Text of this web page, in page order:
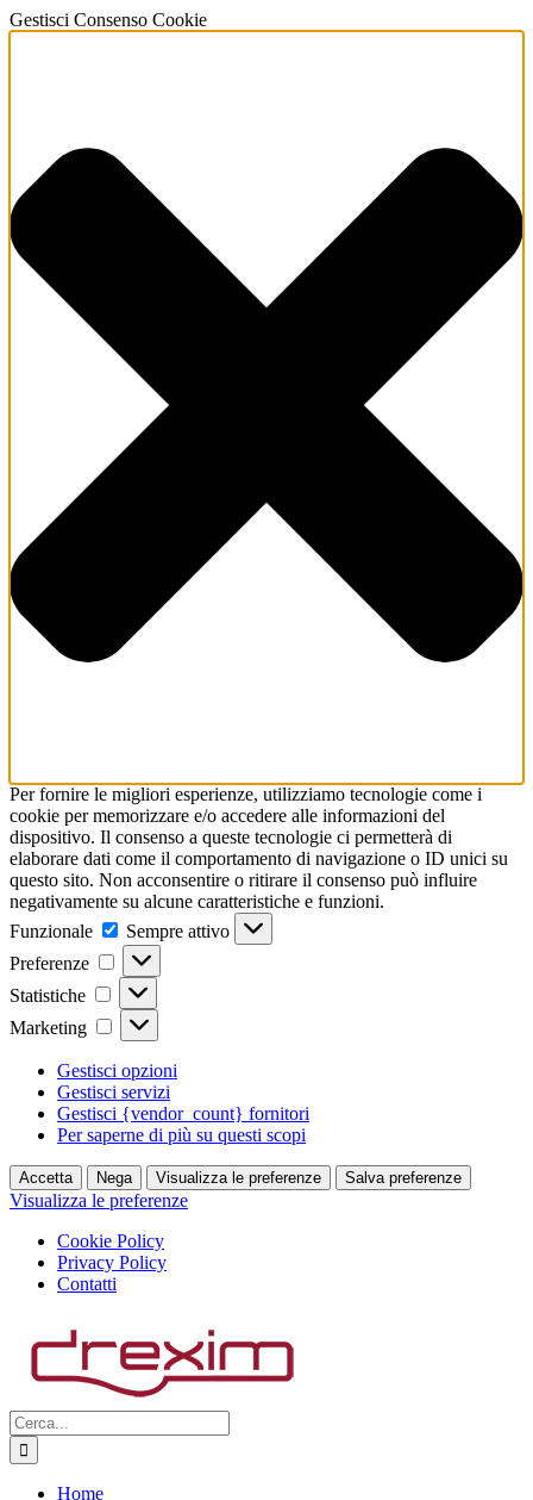
Gestisci Consenso Cookie
Per fornire le migliori esperienze, utilizziamo tecnologie come i
cookie per memorizzare e/o accedere alle informazioni del
dispositivo. Il consenso a queste tecnologie ci permetterà di
elaborare dati come il comportamento di navigazione o ID unici su
questo sito. Non acconsentire o ritirare il consenso può influire
negativamente su alcune caratteristiche e funzioni.
Funzionale
Funzionale
Sempre attivo
Preferenze
Preferenze
Statistiche Statistiche
Marketing Marketing
Gestisci opzioni
Gestisci servizi
Gestisci {vendor_count} fornitori
Per saperne di più su questi scopi
Accetta Nega Visualizza le preferenze Salva preferenze
Visualizza le preferenze
Cookie Policy
Privacy Policy
Contatti
Cerca
per:
Home